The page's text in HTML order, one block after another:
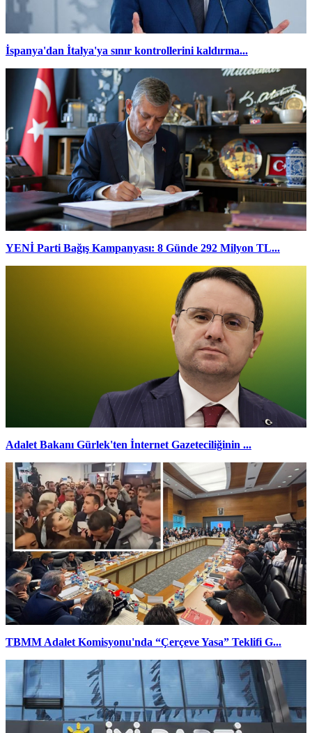
İspanya'dan İtalya'ya sınır kontrollerini kaldırma...
YENİ Parti Bağış Kampanyası: 8 Günde 292 Milyon TL...
Adalet Bakanı Gürlek'ten İnternet Gazeteciliğinin ...
TBMM Adalet Komisyonu'nda “Çerçeve Yasa” Teklifi G...